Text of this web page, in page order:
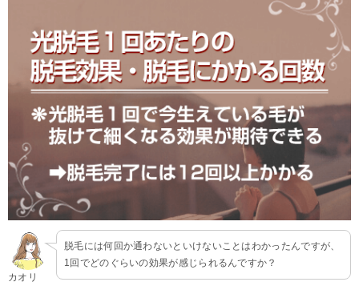
カオリ
脱毛には何回か通わないといけないことはわかったんですが、
1回でどのぐらいの効果が感じられるんですか？